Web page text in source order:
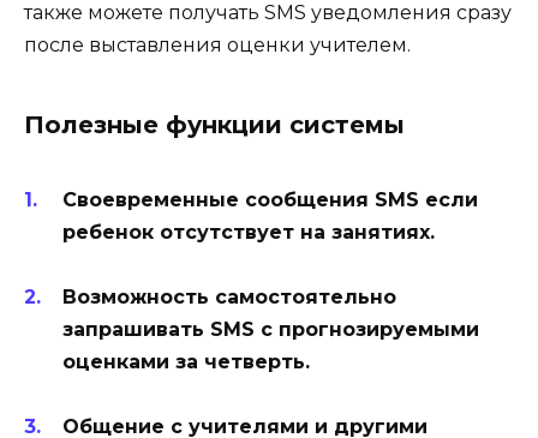
также можете получать SMS уведомления сразу
после выставления оценки учителем.
Полезные функции системы
Своевременные сообщения SMS если
ребенок отсутствует на занятиях.
Возможность самостоятельно
запрашивать SMS с прогнозируемыми
оценками за четверть.
Общение с учителями и другими